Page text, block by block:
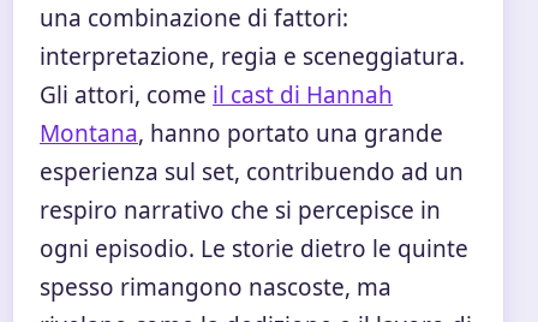
una combinazione di fattori:
interpretazione, regia e sceneggiatura.
Gli attori, come il cast di Hannah
Montana, hanno portato una grande
esperienza sul set, contribuendo ad un
respiro narrativo che si percepisce in
ogni episodio. Le storie dietro le quinte
spesso rimangono nascoste, ma